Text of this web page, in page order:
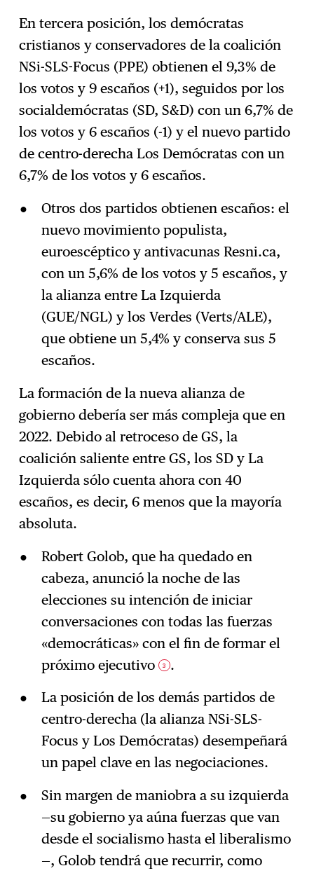
En tercera posición, los demócratas
cristianos y conservadores de la coalición
NSi-SLS-Focus (PPE) obtienen el 9,3% de
los votos y 9 escaños (+1), seguidos por los
socialdemócratas (SD, S&D) con un 6,7% de
los votos y 6 escaños (-1) y el nuevo partido
de centro-derecha Los Demócratas con un
6,7% de los votos y 6 escaños.
Otros dos partidos obtienen escaños: el
nuevo movimiento populista,
euroescéptico y antivacunas Resni.ca,
con un 5,6% de los votos y 5 escaños, y
la alianza entre La Izquierda
(GUE/NGL) y los Verdes (Verts/ALE),
que obtiene un 5,4% y conserva sus 5
escaños.
La formación de la nueva alianza de
gobierno debería ser más compleja que en
2022. Debido al retroceso de GS, la
coalición saliente entre GS, los SD y La
Izquierda sólo cuenta ahora con 40
escaños, es decir, 6 menos que la mayoría
absoluta.
Robert Golob, que ha quedado en
cabeza, anunció la noche de las
elecciones su intención de iniciar
conversaciones con todas las fuerzas
«democráticas» con el fin de formar el
próximo ejecutivo
3 .
La posición de los demás partidos de
centro-derecha (la alianza NSi-SLS-
Focus y Los Demócratas) desempeñará
un papel clave en las negociaciones.
Sin margen de maniobra a su izquierda
—su gobierno ya aúna fuerzas que van
desde el socialismo hasta el liberalismo
—, Golob tendrá que recurrir, como